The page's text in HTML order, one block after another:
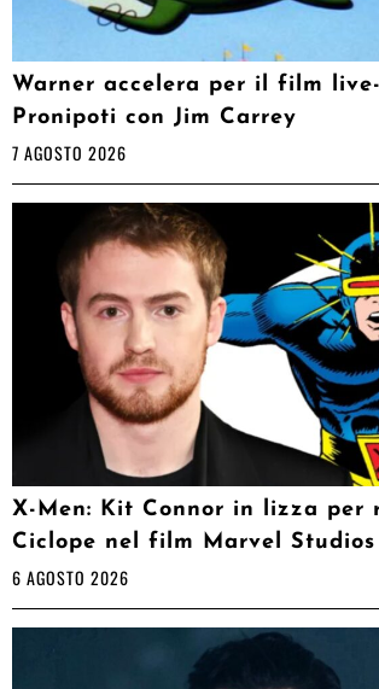
Warner accelera per il film
Pronipoti con Jim Carrey
7 AGOSTO 2026
X-Men: Kit Connor in lizza per
Ciclope nel film Marvel Studios
6 AGOSTO 2026